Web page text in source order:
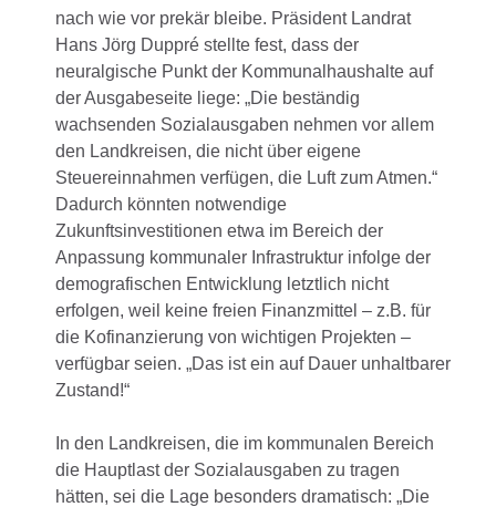
nach wie vor prekär bleibe. Präsident Landrat
Hans Jörg Duppré stellte fest, dass der
neuralgische Punkt der Kommunalhaushalte auf
der Ausgabeseite liege: „Die beständig
wachsenden Sozialausgaben nehmen vor allem
den Landkreisen, die nicht über eigene
Steuereinnahmen verfügen, die Luft zum Atmen.“
Dadurch könnten notwendige
Zukunftsinvestitionen etwa im Bereich der
Anpassung kommunaler Infrastruktur infolge der
demografischen Entwicklung letztlich nicht
erfolgen, weil keine freien Finanzmittel – z.B. für
die Kofinanzierung von wichtigen Projekten –
verfügbar seien. „Das ist ein auf Dauer unhaltbarer
Zustand!“
In den Landkreisen, die im kommunalen Bereich
die Hauptlast der Sozialausgaben zu tragen
hätten, sei die Lage besonders dramatisch: „Die